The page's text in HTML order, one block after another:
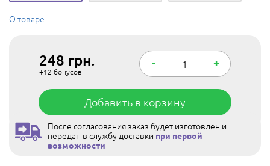
О товаре
248 грн.
+12 бонусов
- +
Добавить в корзину
После согласования заказ будет изготовлен и
передан в службу доставки при первой
возможности